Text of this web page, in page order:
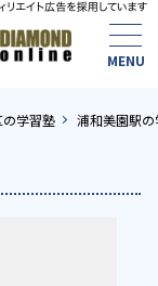
学習塾 浦和美園駅